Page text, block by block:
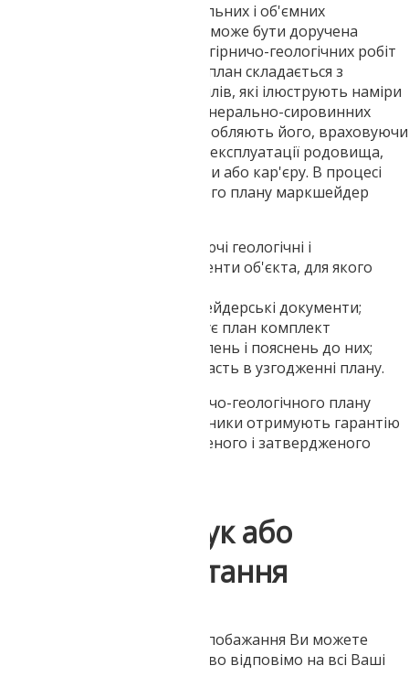
Одним з найбільш відповідальних і об'ємних
документів, підготовка яких може бути доручена
маркшейдеру, є річний план гірничо-геологічних робіт
видобувного об'єкту. Даний план складається з
текстових та графічних розділів, які ілюструють наміри
підприємства з видобутку мінерально-сировинних
ресурсів протягом року. Розробляють його, враховуючи
вимоги, викладені в проекті експлуатації родовища,
дозвільних документах шахти або кар'єру. В процесі
розробки гірничо-геологічного плану маркшейдер
проаналізувати всі існуючі геологічні і
маркшейдерські документи об'єкта, для якого
скласти відсутні маркшейдерські документи;
підготувати обгрунтовує план комплект
маркшейдерських креслень і пояснень до них;
брати безпосередню участь в узгодженні плану.
Доручивши підготовку гірничо-геологічного плану
нашим маркшейдера, замовники отримують гарантію
отримання повністю узгодженого і затвердженого
Напишіть відгук або
поставте запитання
Ваші питання, зауваження і побажання Ви можете
залишити тут. Ми обов'язково відповімо на всі Ваші